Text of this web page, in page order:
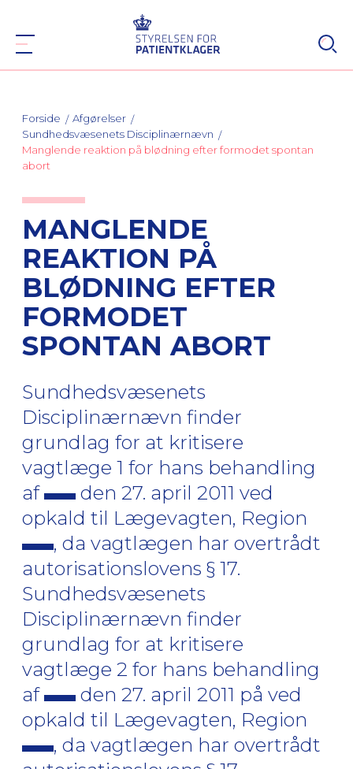
Forside
Afgørelser
Sundhedsvæsenets Disciplinærnævn
Manglende reaktion på blødning efter formodet spontan
abort
MANGLENDE
REAKTION PÅ
BLØDNING EFTER
FORMODET
SPONTAN ABORT
Sundhedsvæsenets
Disciplinærnævn finder
grundlag for at kritisere
vagtlæge 1 for hans behandling
af
den 27. april 2011 ved
opkald til Lægevagten, Region
, da vagtlægen har overtrådt
autorisationslovens § 17.
Sundhedsvæsenets
Disciplinærnævn finder
grundlag for at kritisere
vagtlæge 2 for hans behandling
af
den 27. april 2011 på ved
opkald til Lægevagten, Region
, da vagtlægen har overtrådt